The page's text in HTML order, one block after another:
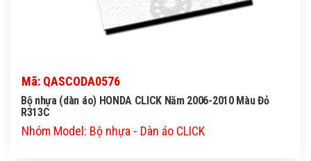
Mã: QASCODA0576
Bộ nhựa (dàn áo) HONDA CLICK Năm 2006-2010 Màu Đỏ
R313C
Nhóm Model: Bộ nhựa - Dàn áo CLICK